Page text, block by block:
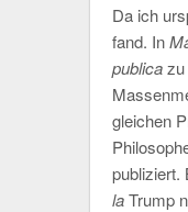
Da ich
fand. In
publicazu
gleichen
publiziert.
laTrump